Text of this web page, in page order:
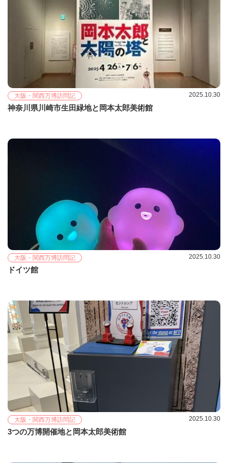
大阪・関西万博訪問記 2025.10.30
神奈川県川崎市生田緑地と岡本太郎美術館
大阪・関西万博訪問記 2025.10.30
ドイツ館
大阪・関西万博訪問記 2025.10.30
3つの万博開催地と岡本太郎美術館